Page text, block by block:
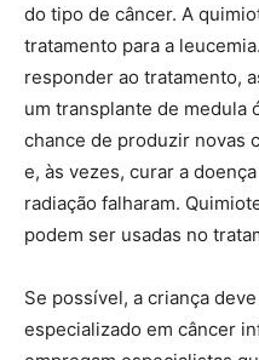
do tipo de câncer. A
tratamento para a
responder ao tratamento,
um transplante de medula
chance de produzir novas
e, às vezes, curar a
radiação falharam.
podem ser usadas no
Se possível, a criança
especializado em câncer